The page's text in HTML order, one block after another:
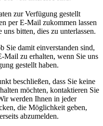
zur Verfügung gestellt
per E-Mail zukommen lassen
bitten, dies zu unterlassen.
Sie damit einverstanden sind,
Mail zu erhalten, wenn Sie uns
gestellt haben.
beschließen, dass Sie keine
möchten, kontaktieren Sie
werden Ihnen in jeder
die Möglichkeit geben,
abzumelden.